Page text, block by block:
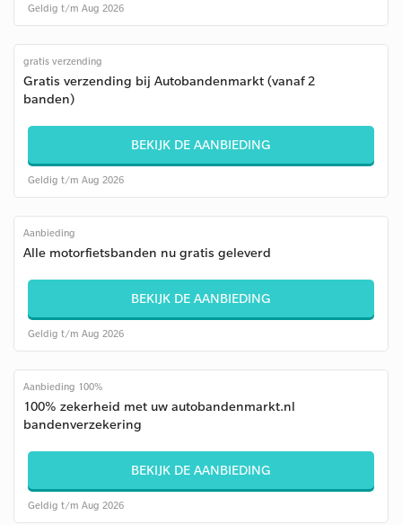
Geldig t/m Aug 2026
gratis verzending
Gratis verzending bij Autobandenmarkt (vanaf 2
banden)
BEKIJK DE AANBIEDING
Geldig t/m Aug 2026
Aanbieding
Alle motorfietsbanden nu gratis geleverd
BEKIJK DE AANBIEDING
Geldig t/m Aug 2026
Aanbieding 100%
100% zekerheid met uw autobandenmarkt.nl
bandenverzekering
BEKIJK DE AANBIEDING
Geldig t/m Aug 2026